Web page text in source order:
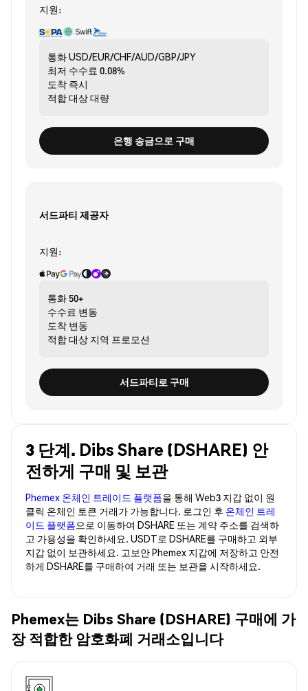
지원:
통화USD/EUR/CHF/AUD/GBP/JPY
최저 수수료 0.08%
도착 즉시
적합 대상대량
은행 송금으로 구매
서드파티 제공자
지원:
통화 50+
수수료 변동
도착 변동
적합 대상 지역 프로모션
서드파티로 구매
3 단계. Dibs Share (DSHARE) 안
전하게 구매 및 보관
Phemex 온체인 트레이드 플랫폼을 통해 Web3 지갑 없이 원
클릭 온체인 토큰 거래가 가능합니다. 로그인 후 온체인 트레
이드 플랫폼으로 이동하여 DSHARE 또는 계약 주소를 검색하
고 가용성을 확인하세요. USDT로 DSHARE를 구매하고 외부
지갑 없이 보관하세요. 고보안 Phemex 지갑에 저장하고 안전
하게 DSHARE를 구매하여 거래 또는 보관을 시작하세요.
Phemex는 Dibs Share (DSHARE) 구매에 가
장 적합한 암호화폐 거래소입니다